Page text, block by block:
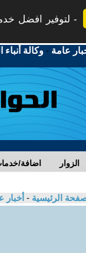
لتوفير افضل
عامة -وكالة أنباء
اضافة/ الزوار
الرئيسية - أخبار